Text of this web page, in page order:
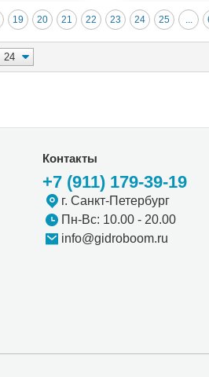
19 20 21 22 23 24 25 ...
Контакты
+7 (911) 179-39-19
г. Санкт-Петербург
Пн-Вс: 10.00 - 20.00
info@gidroboom.ru